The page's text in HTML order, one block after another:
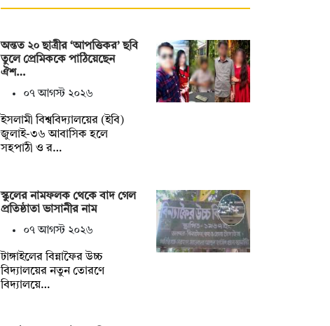
অন্তত ২০ ছাত্রীর ‘আপত্তিকর’ ছবি
তুলে প্রেমিককে পাঠিয়েছেন
ঐশ…
০৭ আগস্ট ২০২৬
ইসলামী বিশ্ববিদ্যালয়ের (ইবি)
জুলাই-৩৬ আবাসিক হলে
সহপাঠী ও র…
স্কুলের নামফলক থেকে বাদ গেল
প্রতিষ্ঠাতা ভাসানীর নাম
০৭ আগস্ট ২০২৬
টাঙ্গাইলের বিন্নাফৈর উচ্চ
বিদ্যালয়ের নতুন তোরণে
বিদ্যালয়ে…